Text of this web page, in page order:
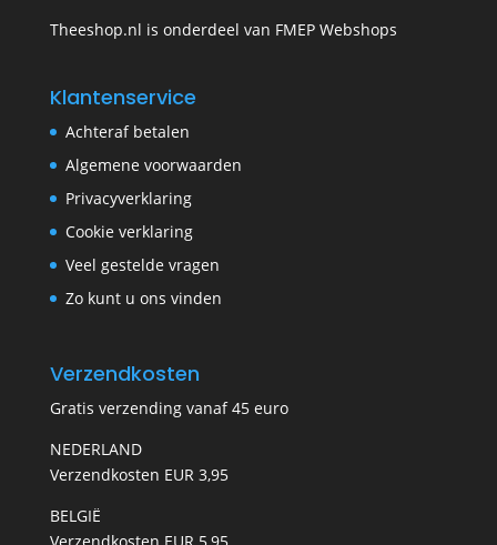
Theeshop.nl is onderdeel van FMEP Webshops
Klantenservice
Achteraf betalen
Algemene voorwaarden
Privacyverklaring
Cookie verklaring
Veel gestelde vragen
Zo kunt u ons vinden
Verzendkosten
Gratis verzending vanaf 45 euro
NEDERLAND
Verzendkosten EUR 3,95
BELGIË